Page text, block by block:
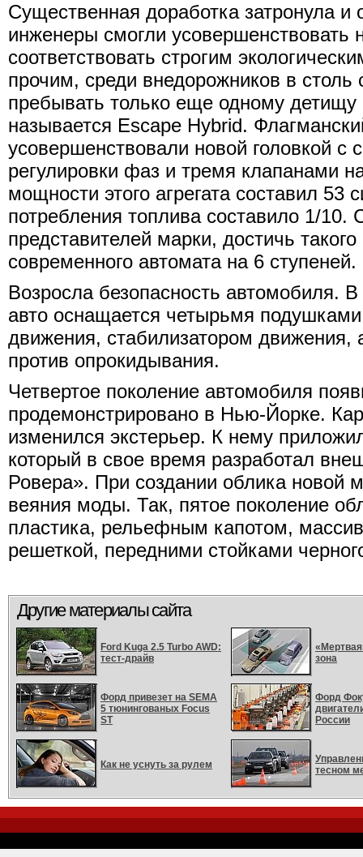
Существенная доработка затронула и
инженеры смогли усовершенствовать
соответствовать строгим
прочим, среди внедорожников в столь
пребывать только еще одному детищу
называется Escape Hybrid.
усовершенствовали новой головкой с
регулировки фаз и тремя клапанами
мощности этого агрегата составил
потребления топлива составило 1/10.
представителей марки, достичь
современного автомата на 6 ступеней.
Возросла безопасность автомобиля.
авто оснащается четырьмя
движения, стабилизатором
против опрокидывания.
Четвертое поколение автомобиля
продемонстрировано в Нью-Йорке.
изменился экстерьер. К нему
который в свое время разработал
Ровера». При создании облика новой
веяния моды. Так, пятое поколение
пластика, рельефным капотом,
решеткой, передними стойками
Другие материалы сайта
Ford Kuga 2.5 Turbo AWD:
тест-драйв
Форд привезет на SEMA
5 тюнингованых Focus
ST
Как не уснуть за рулем
зона
Форд
России
тесном